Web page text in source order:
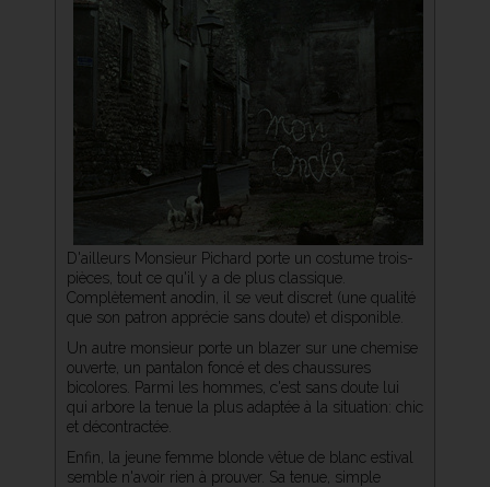
D'ailleurs Monsieur Pichard porte un costume trois-
pièces, tout ce qu'il y a de plus classique.
Complètement anodin, il se veut discret (une qualité
que son patron apprécie sans doute) et disponible.
Un autre monsieur porte un blazer sur une chemise
ouverte, un pantalon foncé et des chaussures
bicolores. Parmi les hommes, c'est sans doute lui
qui arbore la tenue la plus adaptée à la situation: chic
et décontractée.
Enfin, la jeune femme blonde vêtue de blanc estival
semble n'avoir rien à prouver. Sa tenue, simple